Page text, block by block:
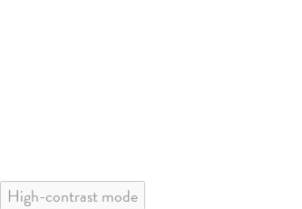
High-contrast mode